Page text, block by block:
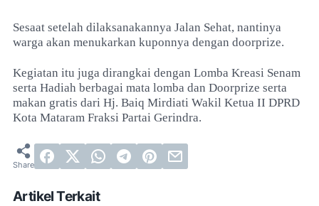
Sesaat setelah dilaksanakannya Jalan Sehat, nantinya
warga akan menukarkan kuponnya dengan doorprize.
Kegiatan itu juga dirangkai dengan Lomba Kreasi Senam
serta Hadiah berbagai mata lomba dan Doorprize serta
makan gratis dari Hj. Baiq Mirdiati Wakil Ketua II DPRD
Kota Mataram Fraksi Partai Gerindra.
Artikel Terkait